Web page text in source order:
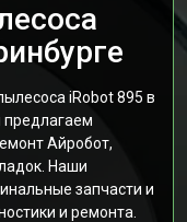
iRobot 895 в
предлагаем
Айробот,
Наши
запчасти и
и ремонта.